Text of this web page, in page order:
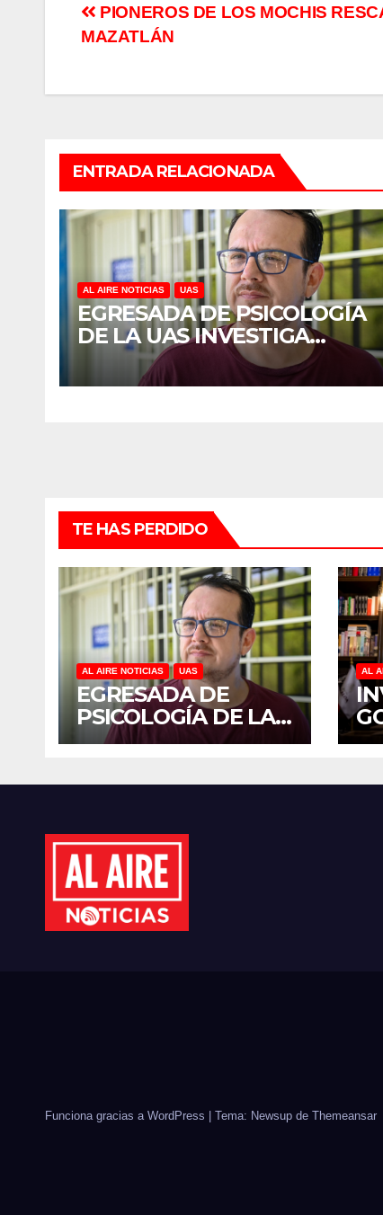
Navegación
entradas
PIONEROS DE LOS MOCHIS
MAZATLÁN
ENTRADA RELACIONADA
AL AIRE NOTICIAS UAS
EGRESADA DE PSICOLOGÍA
DE LA UAS INVESTIGA
DUELO ANTICIPADO Y
SOBRECARGA EN
TE HAS PERDIDO
AL AIRE NOTICIAS UAS
EGRESADA DE
PSICOLOGÍA DE LA
UAS INVESTIGA
Y SOBRECARGA EN
ADULTOS MAYORES
AL
Funciona gracias a WordPress Tema: Newsup de Themeansar